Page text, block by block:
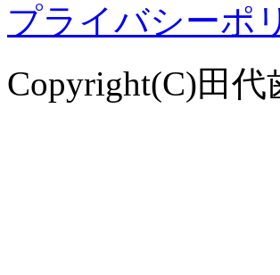
プライバシーポ
Copyright(C)田代